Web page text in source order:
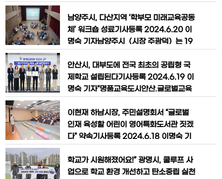
7개소에 반팔 상의 총 220벌을 기부했
다.조봉락 대표는 “여름철 폭염을 이겨내
시는
템 설치- 보행자‧운전자에게 다양한 안전
정보 표출- 6곳에는 ‘보행자 안전 자동신
호연장 시스템’ 추가 설치박승원 광명시장
으로 ‘어린이 보호구역 보행자 안전시스
템’ 구축 현장인 구름산초등학를
남양주시, 다산지역 ‘학부모 미래교육공동
체’ 워크숍 성료기사등록 2024.6.20 이
명숙 기자남양주시（시장 주광덕）는 19
22개 초중고 학부모회 임원진 50여 명을
대상으로 워크숍을 개최했다.이날 워크숍
은 △휴먼북 특강 △학교별 학부모회 소개
트 순으로 진행됐다.특히, 이번 토크콘서
트에서는 학부모들이 교육정책 등 궁금했
던 질
안산시, 대부도에 전국 최초의 공립형 국
제학교 설립된다기사등록 2024.6.19 이
명숙 기자“명품교육도시안산,글로벌교육
다문화도시인안산시가직면한다문화학생
의증가에따른체계적지원방안에대한필요
성으로부터출발,시는경기도교육청과안산
인건의를이어왔다.그결과,안산시의특수
성과사업추진의지등종합적판단에따라경
이현재 하남시장, 주민설명회서 “글로벌
인재 육성할 어린이 영어특화도서관 짓겠
다” 약속기사등록 2024.6.18 이명숙 기
가 글로벌 인재로 성장할 어린이들에게 전
국 최고 수준의 영어독서 환경을 제공할
학교가 시원해졌어요!” 광명시, 쿨루프 사
업으로 학교 환경 개선하고 탄소중립 실천